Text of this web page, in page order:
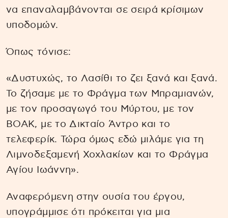
να επαναλαμβάνονται σε σειρά κρίσιμων
υποδομών.
Όπως τόνισε:
«Δυστυχώς, το Λασίθι το ζει ξανά και ξανά.
Το ζήσαμε με το Φράγμα των Μπραμιανών,
με τον προσαγωγό του Μύρτου, με τον
ΒΟΑΚ, με το Δικταίο Άντρο και το
τελεφερίκ. Τώρα όμως εδώ μιλάμε για τη
Λιμνοδεξαμενή Χοχλακίων και το Φράγμα
Αγίου Ιωάννη».
Αναφερόμενη στην ουσία του έργου,
υπογράμμισε ότι πρόκειται για μια